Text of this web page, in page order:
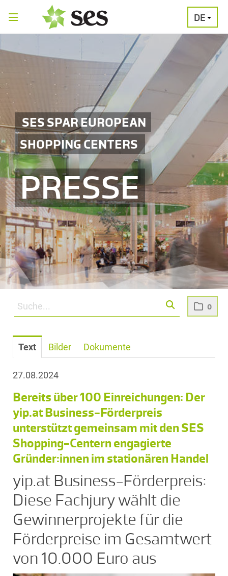
0
DE
SES SPAR EUROPEAN
SHOPPING CENTERS
PRESSE
PRESSEAUSSENDUNGEN
Text Bilder Dokumente
27.08.2024
Bereits über 100 Einreichungen: Der
yip.at Business-Förderpreis
unterstützt gemeinsam mit den SES
Shopping-Centern engagierte
Gründer:innen im stationären Handel
yip.at Business-Förderpreis:
Diese Fachjury wählt die
Gewinnerprojekte für die
Förderpreise im Gesamtwert
von 10.000 Euro aus